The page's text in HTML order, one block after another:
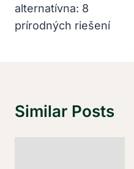
alternatívna: 8
prírodných riešení
Similar Posts